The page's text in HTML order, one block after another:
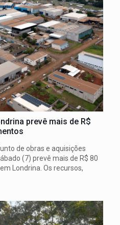
prevê mais de R$
de obras e aquisições
(7) prevê mais de R$ 80
Londrina. Os recursos,